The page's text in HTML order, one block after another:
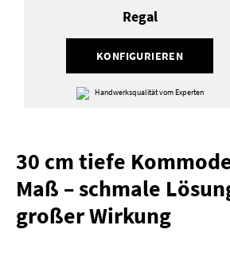
KONFIGURIEREN
Regal
Handwerksqualität vom Experten
30 cm tiefe
Maß – schmale
großer Wirkung